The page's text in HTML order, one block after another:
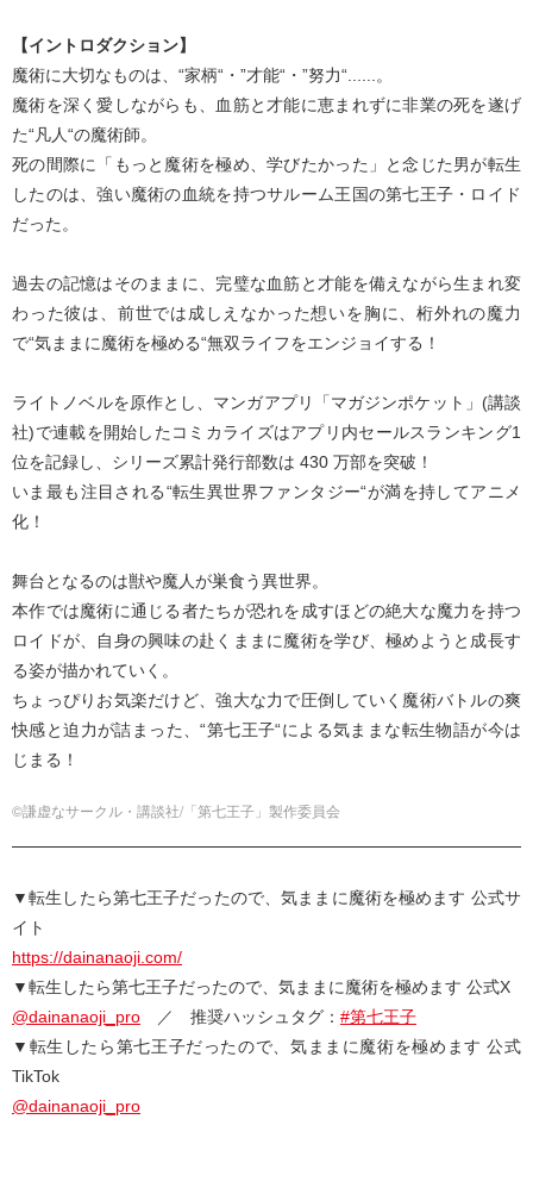
【イントロダクション】
魔術に大切なものは、“家柄“・”才能“・”努力“......。
魔術を深く愛しながらも、血筋と才能に恵まれずに非業の死を遂げ
た“凡人“の魔術師。
死の間際に「もっと魔術を極め、学びたかった」と念じた男が転生
したのは、強い魔術の血統を持つサルーム王国の第七王子・ロイド
だった。
過去の記憶はそのままに、完璧な血筋と才能を備えながら生まれ変
わった彼は、前世では成しえなかった想いを胸に、桁外れの魔力
で“気ままに魔術を極める“無双ライフをエンジョイする！
ライトノベルを原作とし、マンガアプリ「マガジンポケット」(講談
社)で連載を開始したコミカライズはアプリ内セールスランキング1
位を記録し、シリーズ累計発行部数は 430 万部を突破！
いま最も注目される“転生異世界ファンタジー“が満を持してアニメ
化！
舞台となるのは獣や魔人が巣食う異世界。
本作では魔術に通じる者たちが恐れを成すほどの絶大な魔力を持つ
ロイドが、自身の興味の赴くままに魔術を学び、極めようと成⻑す
る姿が描かれていく。
ちょっぴりお気楽だけど、強大な力で圧倒していく魔術バトルの爽
快感と迫力が詰まった、“第七王子“による気ままな転生物語が今は
じまる！
©謙虚なサークル・講談社/「第七王子」製作委員会
▼転生したら第七王子だったので、気ままに魔術を極めます 公式サ
イト
https://dainanaoji.com/
▼転生したら第七王子だったので、気ままに魔術を極めます 公式X
@dainanaoji_pro ／ 推奨ハッシュタグ： #第七王子
▼転生したら第七王子だったので、気ままに魔術を極めます 公式
TikTok
@dainanaoji_pro